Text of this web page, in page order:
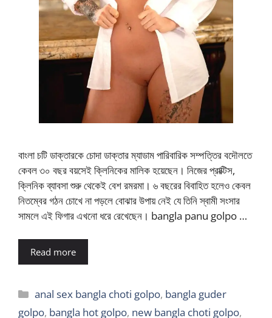
বাংলা চটি ডাক্তারকে চোদা ডাক্তার ম্যাডাম পারিবারিক সম্পত্তির বদৌলতে
কেবল ৩০ বছর বয়সেই ক্লিনিকের মালিক হয়েছেন। নিজের প্রাক্টিস,
ক্লিনিক ব্যাবসা শুরু থেকেই বেশ রমরমা। ৬ বছরের বিবাহিত হলেও কেবল
নিতম্বের গঠন চোখে না পড়লে বোঝার উপায় নেই যে তিনি স্বামী সংসার
সামলে এই ফিগার এখনো ধরে রেখেছেন। bangla panu golpo …
Read more
Categories
anal sex bangla choti golpo, bangla guder
golpo, bangla hot golpo, new bangla choti golpo,